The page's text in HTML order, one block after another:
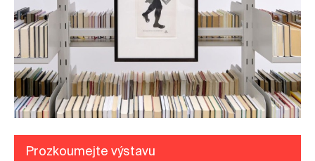
Prozkoumejte výstavu